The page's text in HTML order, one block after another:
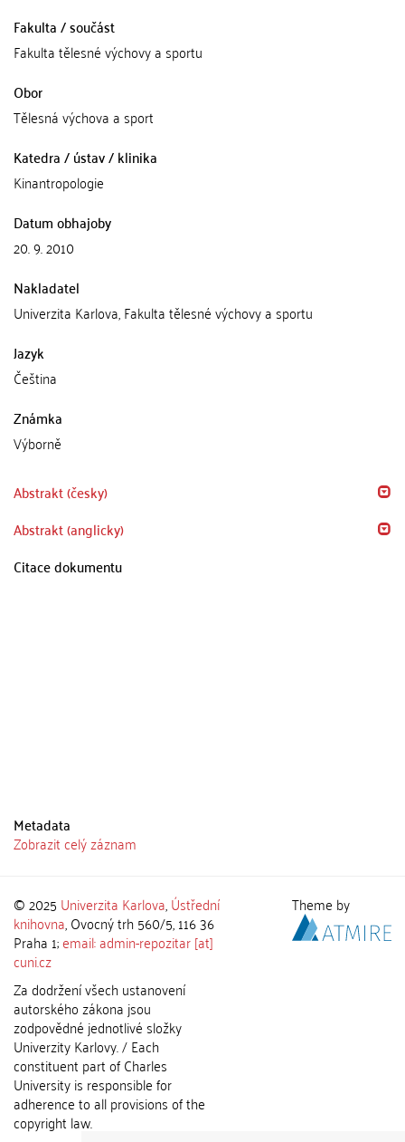
Fakulta / součást
Fakulta tělesné výchovy a sportu
Obor
Tělesná výchova a sport
Katedra / ústav / klinika
Kinantropologie
Datum obhajoby
20. 9. 2010
Nakladatel
Univerzita Karlova, Fakulta tělesné výchovy a sportu
Jazyk
Čeština
Známka
Výborně
Abstrakt (česky)
Abstrakt (anglicky)
Citace dokumentu
Metadata
Zobrazit celý záznam
© 2025 Univerzita Karlova,Ústřední
knihovna, Ovocný trh 560/5, 116 36
Praha 1;email: admin-repozitar [at]
cuni.cz
Za dodržení všech ustanovení
autorského zákona jsou
zodpovědné jednotlivé složky
Univerzity Karlovy. / Each
constituent part of Charles
University is responsible for
adherence to all provisions of the
copyright law.
Theme by